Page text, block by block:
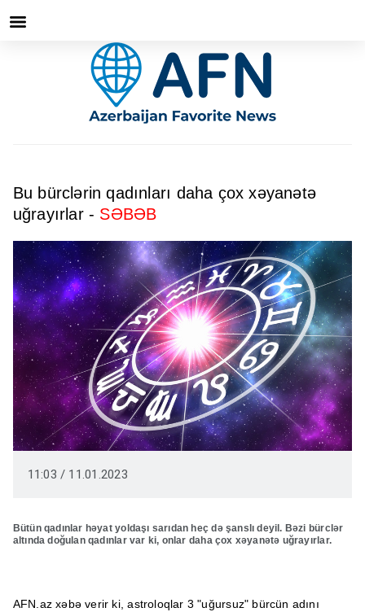
Bu bürclərin qadınları daha çox xəyanətə
uğrayırlar - SƏBƏB
11:03 / 11.01.2023
Bütün qadınlar həyat yoldaşı sarıdan heç də şanslı deyil. Bəzi bürclər
altında doğulan qadınlar var ki, onlar daha çox xəyanətə uğrayırlar.
AFN.az xəbə verir ki, astroloqlar 3 "uğursuz" bürcün adını